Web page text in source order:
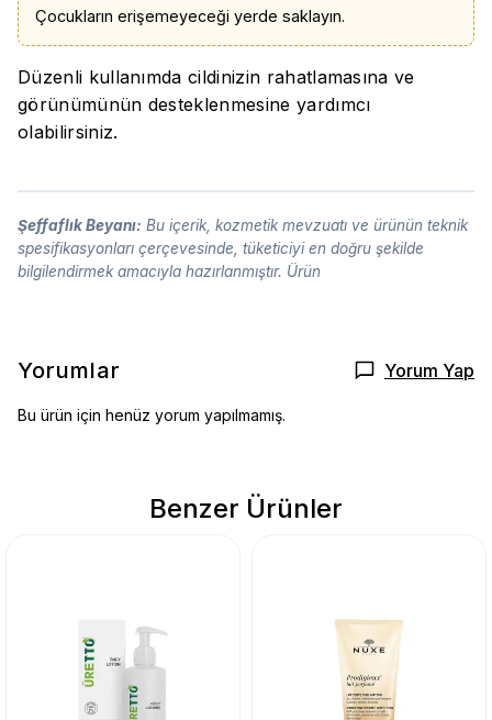
Çocukların erişemeyeceği yerde saklayın.
Düzenli kullanımda cildinizin rahatlamasına ve
görünümünün desteklenmesine yardımcı
olabilirsiniz.
Şeffaflık Beyanı: Bu içerik, kozmetik mevzuatı ve ürünün teknik
spesifikasyonları çerçevesinde, tüketiciyi en doğru şekilde
bilgilendirmek amacıyla hazırlanmıştır. Ürün
Yorumlar Yorum Yap
Bu ürün için henüz yorum yapılmamış.
Benzer Ürünler